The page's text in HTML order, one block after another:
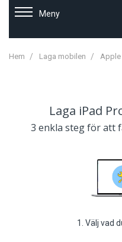
Meny
Hem Laga mobilen Apple
Laga iPad
3 enkla steg för att
1. Välj vad